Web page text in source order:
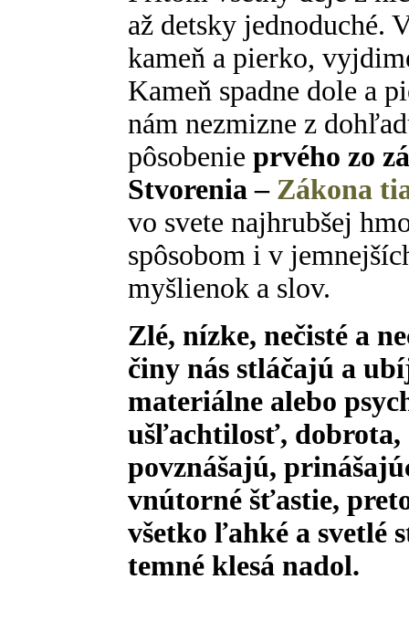
až detsky jednoduché.
kameň a pierko,
Kameň spadne dole a
nám nezmizne z
pôsobenie prvého zo
Stvorenia – Zákona
vo svete najhrubšej
spôsobom i v
myšlienok a slov.
Zlé, nízke, nečisté a
činy nás stláčajú a
materiálne alebo
ušľachtilosť, dobrota,
povznášajú,
vnútorné šťastie,
všetko ľahké a svetlé
temné klesá nadol.